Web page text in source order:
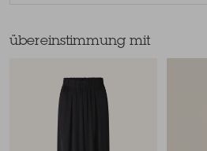
übereinstimmung mit